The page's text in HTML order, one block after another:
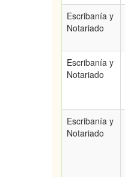
Escribanía y
Notariado
Escribanía y
Notariado
Escribanía y
Notariado